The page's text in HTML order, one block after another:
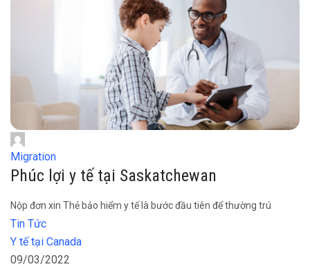
Migration
Phúc lợi y tế tại Saskatchewan
Nộp đơn xin Thẻ bảo hiểm y tế là bước đầu tiên để thường trú
Tin Tức
Y tế tại Canada
09/03/2022